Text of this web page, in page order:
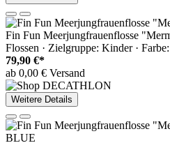
Fin Fun Meerjungfrauenflosse
Flossen · Zielgruppe: Kinder ·
79,90 €*
ab 0,00 € Versand
Weitere Details